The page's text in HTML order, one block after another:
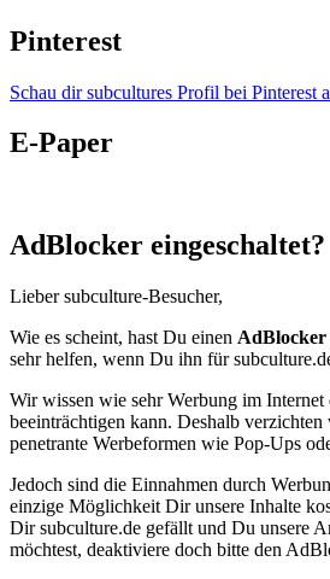
Pinterest
Schau dir subcultures Profil bei Pinterest
E-Paper
AdBlocker eingeschaltet?
Lieber subculture-Besucher,
Wie es scheint, hast Du einen AdBlocker
sehr helfen, wenn Du ihn für
Wir wissen wie sehr Werbung im
beeinträchtigen kann. Deshalb
penetrante Werbeformen wie Pop-Ups
Jedoch sind die Einnahmen durch
einzige Möglichkeit Dir unsere Inhalte
Dir subculture.de gefällt und Du unsere
möchtest, deaktiviere doch bitte den